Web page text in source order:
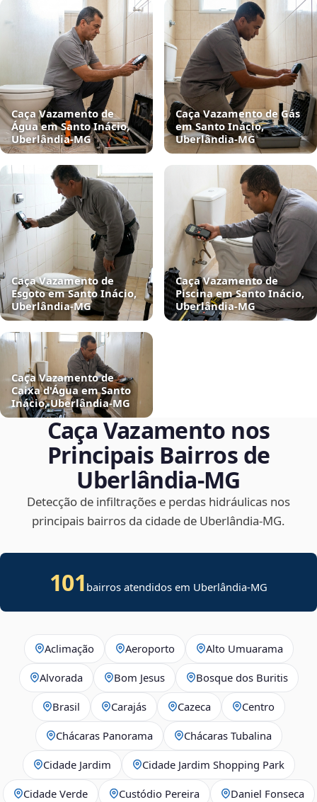
Caça Vazamento de
Água em Santo Inácio,
Uberlândia‑MG
Caça Vazamento de Gás
em Santo Inácio,
Uberlândia‑MG
Caça Vazamento de
Esgoto em Santo Inácio,
Uberlândia‑MG
Caça Vazamento de
Piscina em Santo Inácio,
Uberlândia‑MG
Caça Vazamento de
Caixa d'Água em Santo
Inácio, Uberlândia‑MG
Caça Vazamento nos
Principais Bairros de
Uberlândia‑MG
Detecção de infiltrações e perdas hidráulicas nos
principais bairros da cidade de Uberlândia‑MG.
101 bairros atendidos em Uberlândia-MG
Aclimação Aeroporto Alto Umuarama
Alvorada Bom Jesus Bosque dos Buritis
Brasil Carajás Cazeca Centro
Chácaras Panorama Chácaras Tubalina
Cidade Jardim Cidade Jardim Shopping Park
Cidade Verde Custódio Pereira Daniel Fonseca